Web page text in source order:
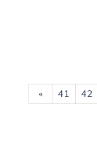
« 41 42